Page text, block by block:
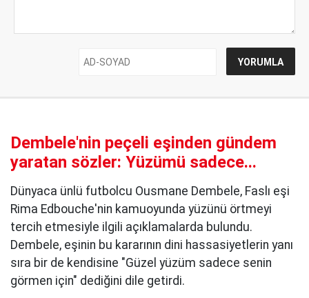
Dembele'nin peçeli eşinden gündem
yaratan sözler: Yüzümü sadece...
Dünyaca ünlü futbolcu Ousmane Dembele, Faslı eşi
Rima Edbouche'nin kamuoyunda yüzünü örtmeyi
tercih etmesiyle ilgili açıklamalarda bulundu.
Dembele, eşinin bu kararının dini hassasiyetlerin yanı
sıra bir de kendisine "Güzel yüzüm sadece senin
görmen için" dediğini dile getirdi.